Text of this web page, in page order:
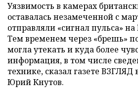
Уязвимость в камерах
оставалась незамеченной с
отправляли «сигнал пульса»
Тем временем через «брешь»
могла утекать и куда более
информация, в том числе
технике, сказал газете
Юрий Кнутов.